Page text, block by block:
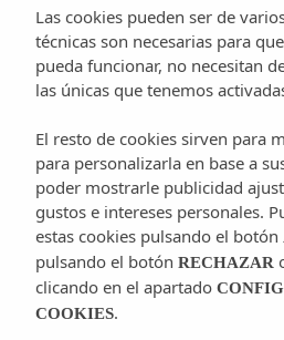
pretenden fusionar moda,
y música.
Todo muy mediterráneo. Las
internacionales y diseños
ibicenca.
La encontraremos en el km 3,4
Ibiza a Santa Eulària. Lugar
sugerente, de diseño
Las cookies pueden ser de
técnicas son necesarias para
pueda funcionar, no necesitan
las únicas que tenemos
El resto de cookies sirven para
para personalizarla en base a
poder mostrarle publicidad
gustos e intereses personales.
estas cookies pulsando el botón
pulsando el botón RECHAZAR
clicando en el apartado
COOKIES.